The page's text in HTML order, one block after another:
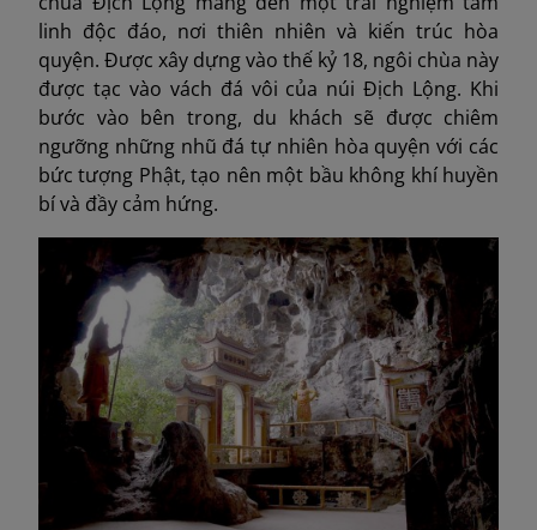
linh độc đáo, nơi thiên nhiên và kiến trúc hòa
quyện. Được xây dựng vào thế kỷ 18, ngôi chùa này
được tạc vào vách đá vôi của núi Địch Lộng. Khi
bước vào bên trong, du khách sẽ được chiêm
ngưỡng những nhũ đá tự nhiên hòa quyện với các
bức tượng Phật, tạo nên một bầu không khí huyền
bí và đầy cảm hứng.